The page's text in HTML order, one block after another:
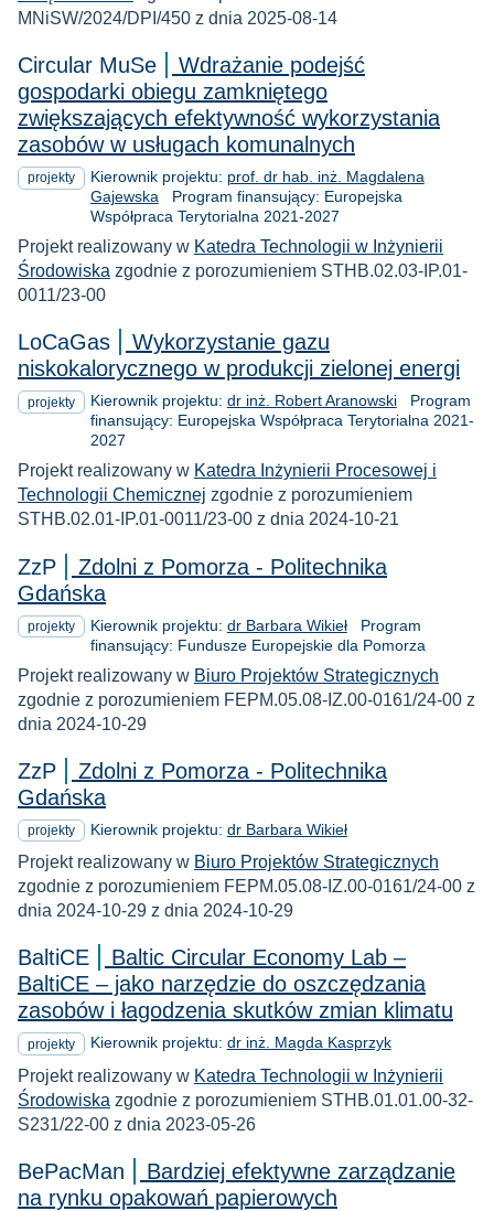
MNiSW/2024/DPI/450 z dnia 2025-08-14
Circular MuSe
Wdrażanie podejść
gospodarki obiegu zamkniętego
zwiększających efektywność wykorzystania
zasobów w usługach komunalnych
projekty Kierownik projektu: prof. dr hab. inż. Magdalena
Gajewska Program finansujący: Europejska
Współpraca Terytorialna 2021-2027
Projekt realizowany w Katedra Technologii w Inżynierii
Środowiska zgodnie z porozumieniem STHB.02.03-IP.01-
0011/23-00
LoCaGas
Wykorzystanie gazu
niskokalorycznego w produkcji zielonej energi
projekty Kierownik projektu: dr inż. Robert AranowskiProgram
finansujący: Europejska Współpraca Terytorialna 2021-
2027
Projekt realizowany w Katedra Inżynierii Procesowej i
Technologii Chemicznej zgodnie z porozumieniem
STHB.02.01-IP.01-0011/23-00 z dnia 2024-10-21
ZzP
Zdolni z Pomorza - Politechnika
Gdańska
projekty Kierownik projektu: dr Barbara WikiełProgram
finansujący: Fundusze Europejskie dla Pomorza
Projekt realizowany w Biuro Projektów Strategicznych
zgodnie z porozumieniem FEPM.05.08-IZ.00-0161/24-00 z
dnia 2024-10-29
ZzP
Zdolni z Pomorza - Politechnika
Gdańska
projekty Kierownik projektu: dr Barbara Wikieł
Projekt realizowany w Biuro Projektów Strategicznych
zgodnie z porozumieniem FEPM.05.08-IZ.00-0161/24-00 z
dnia 2024-10-29 z dnia 2024-10-29
BaltiCE
Baltic Circular Economy Lab –
BaltiCE – jako narzędzie do oszczędzania
zasobów i łagodzenia skutków zmian klimatu
projekty Kierownik projektu: dr inż. Magda Kasprzyk
Projekt realizowany w Katedra Technologii w Inżynierii
Środowiska zgodnie z porozumieniem STHB.01.01.00-32-
S231/22-00 z dnia 2023-05-26
BePacMan
Bardziej efektywne zarządzanie
na rynku opakowań papierowych